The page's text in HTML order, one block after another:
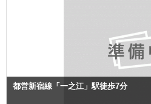
都営新宿線「一之江」駅徒歩7分